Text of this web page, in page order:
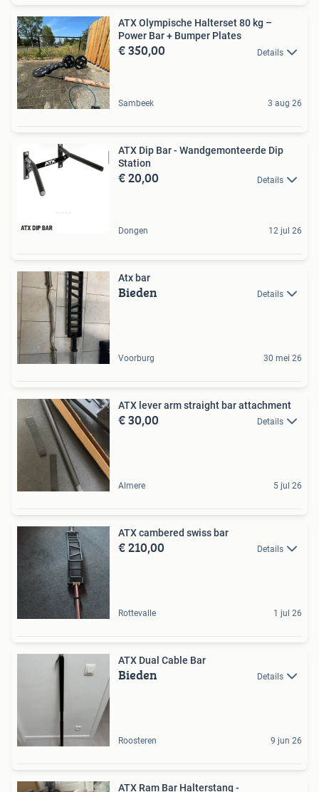
ATX Olympische Halterset 80 kg –
Power Bar + Bumper Plates
€ 350,00 Details
Sambeek 3 aug 26
ATX Dip Bar - Wandgemonteerde Dip
Station
€ 20,00 Details
Dongen 12 jul 26
Atx bar
Bieden Details
Voorburg 30 mei 26
ATX lever arm straight bar attachment
€ 30,00 Details
Almere 5 jul 26
ATX cambered swiss bar
€ 210,00 Details
Rottevalle 1 jul 26
ATX Dual Cable Bar
Bieden Details
Roosteren 9 jun 26
ATX Ram Bar Halterstang -